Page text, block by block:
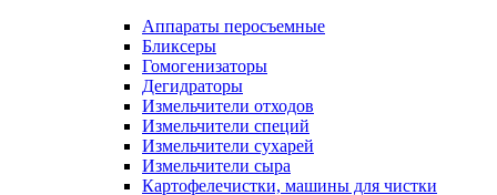
Аппараты перосъемные
Бликсеры
Гомогенизаторы
Дегидраторы
Измельчители отходов
Измельчители специй
Измельчители сухарей
Измельчители сыра
Картофелечистки, машины для чистки